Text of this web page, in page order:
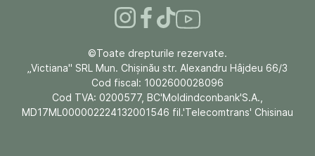
©Toate drepturile rezervate.
„Victiana" SRL Mun. Chişinău str. Alexandru Hâjdeu 66/3
Cod fiscal: 1002600028096
Cod TVA: 0200577, BC'Moldindconbank'S.A.,
MD17ML000002224132001546 fil.'Telecomtrans' Chisinau